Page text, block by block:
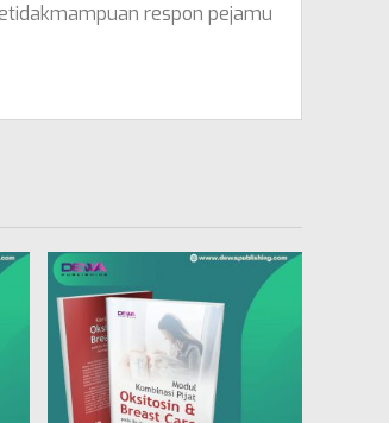
respon pejamu